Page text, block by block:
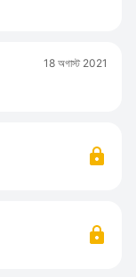
18 অগাস্ট 2021